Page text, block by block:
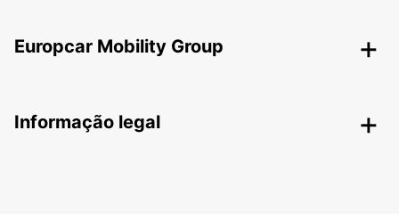
Europcar Mobility Group
Informação legal